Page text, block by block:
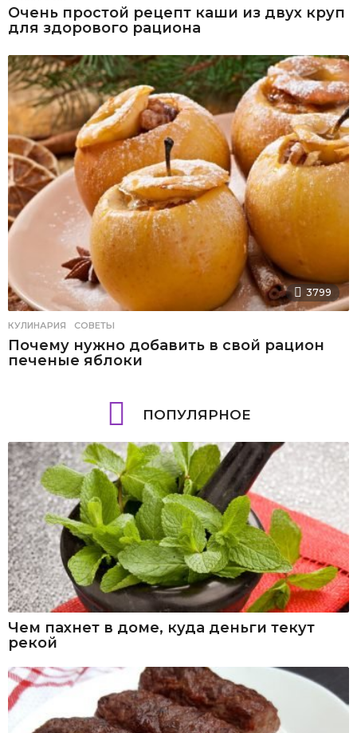
Очень простой рецепт каши из двух круп
для здорового рациона
3799
КУЛИНАРИЯ ,СОВЕТЫ
Почему нужно добавить в свой рацион
печеные яблоки
ПОПУЛЯРНОЕ
Чем пахнет в доме, куда деньги текут
рекой